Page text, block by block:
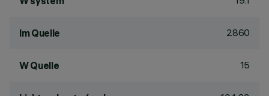
lm Quelle 2860
W Quelle 15